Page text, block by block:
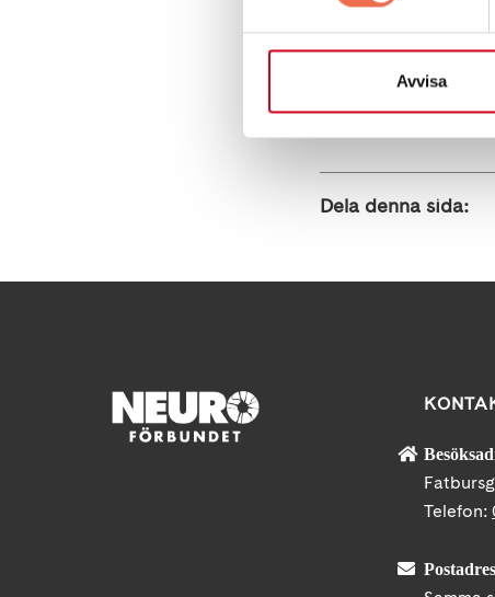
Avvisa
Kostnad:Fri entré,
Varmt välkomna!
Dela denna sida:
Telefon: